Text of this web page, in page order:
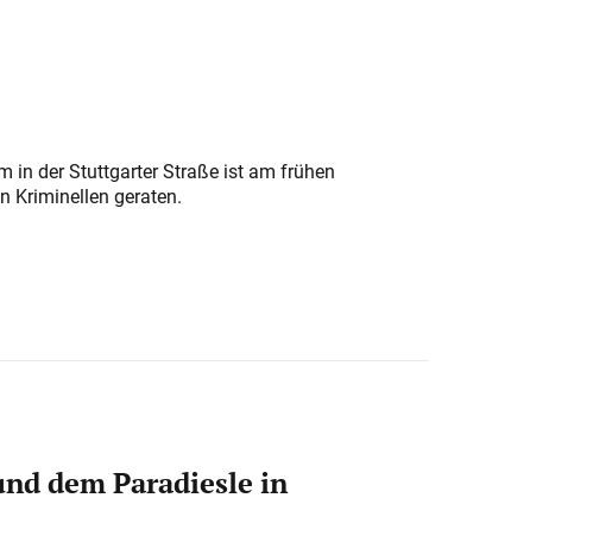
in der Stuttgarter Straße ist am frühen
Kriminellen geraten.
dem Paradiesle in